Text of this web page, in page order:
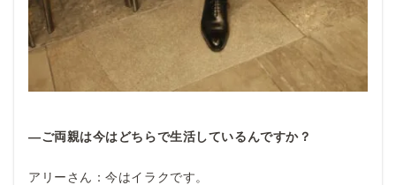
―ご両親は今はどちらで生活しているんですか？
アリーさん：今はイラクです。